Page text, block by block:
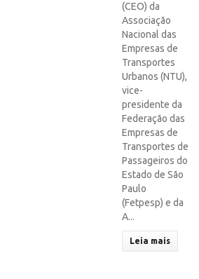
(CEO) da
Associação
Nacional das
Empresas de
Transportes
Urbanos (NTU),
vice-
presidente da
Federação das
Empresas de
Transportes de
Passageiros do
Estado de São
Paulo
(Fetpesp) e da
A...
Leia mais